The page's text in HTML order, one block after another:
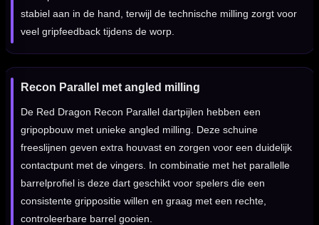
stabiel aan in de hand, terwijl de technische milling zorgt voor
veel gripfeedback tijdens de worp.
Recon Parallel met angled milling
De Red Dragon Recon Parallel dartpijlen hebben een
gripopbouw met unieke angled milling. Deze schuine
freeslijnen geven extra houvast en zorgen voor een duidelijk
contactpunt met de vingers. In combinatie met het parallelle
barrelprofiel is deze dart geschikt voor spelers die een
consistente grippositie willen en graag met een rechte,
controleerbare barrel gooien.